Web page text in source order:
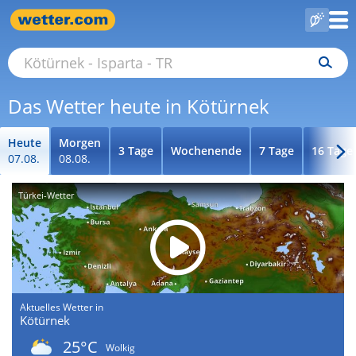
Das Wetter heute in Kötürnek
Heute
07.08.
Morgen
08.08.
3 Tage Wochenende 7 Tage 16 Tage
Türkei-Wetter
Aktuelles Wetter in
Kötürnek
25°C
Wolkig